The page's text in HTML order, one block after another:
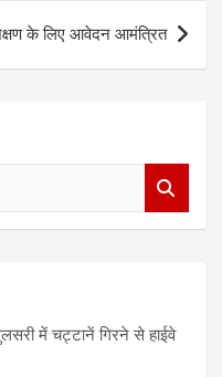
के लिए आवेदन आमंत्रित
में चट्टानें गिरने से हाईवे